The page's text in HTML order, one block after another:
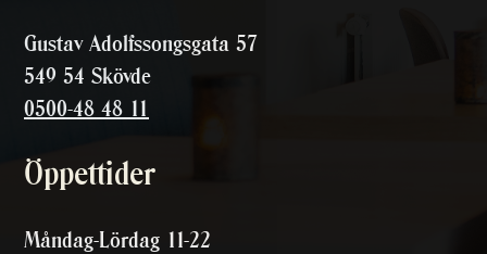
Gustav Adolfssongsgata 57
549 54 Skövde
0500-48 48 11
Öppettider
Måndag-Lördag 11-22